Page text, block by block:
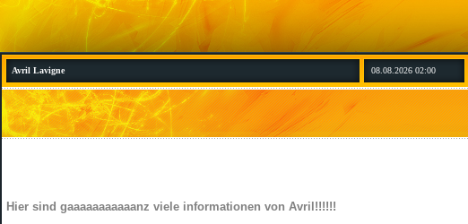
Avril Lavigne 08.08.2026 02:00
Hier sind gaaaaaaaaaaanz viele informationen von Avril!!!!!!